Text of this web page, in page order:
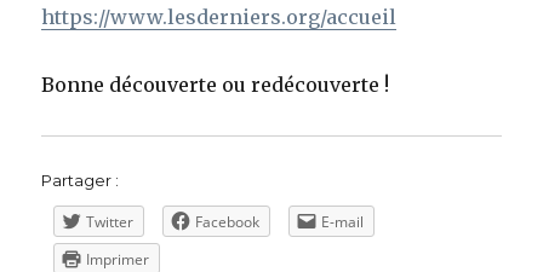
https://www.lesderniers.org/accueil
Bonne découverte ou redécouverte !
Partager :
Twitter Facebook
E-mail
Imprimer